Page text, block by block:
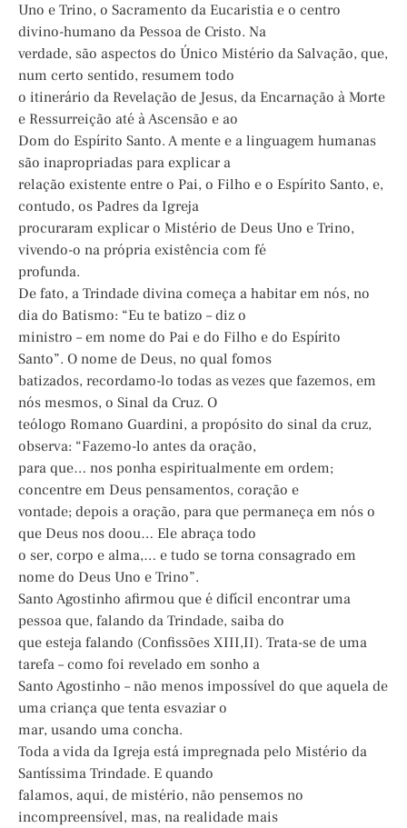
Uno e Trino, o Sacramento da Eucaristia e o centro
divino-humano da Pessoa de Cristo. Na
verdade, são aspectos do Único Mistério da Salvação, que,
num certo sentido, resumem todo
o itinerário da Revelação de Jesus, da Encarnação à Morte
e Ressurreição até à Ascensão e ao
Dom do Espírito Santo. A mente e a linguagem humanas
são inapropriadas para explicar a
relação existente entre o Pai, o Filho e o Espírito Santo, e,
contudo, os Padres da Igreja
procuraram explicar o Mistério de Deus Uno e Trino,
vivendo-o na própria existência com fé
profunda.
De fato, a Trindade divina começa a habitar em nós, no
dia do Batismo: “Eu te batizo – diz o
ministro – em nome do Pai e do Filho e do Espírito
Santo”. O nome de Deus, no qual fomos
batizados, recordamo-lo todas as vezes que fazemos, em
nós mesmos, o Sinal da Cruz. O
teólogo Romano Guardini, a propósito do sinal da cruz,
observa: “Fazemo-lo antes da oração,
para que… nos ponha espiritualmente em ordem;
concentre em Deus pensamentos, coração e
vontade; depois a oração, para que permaneça em nós o
que Deus nos doou… Ele abraça todo
o ser, corpo e alma,… e tudo se torna consagrado em
nome do Deus Uno e Trino”.
Santo Agostinho afirmou que é difícil encontrar uma
pessoa que, falando da Trindade, saiba do
que esteja falando (Confissões XIII,II). Trata-se de uma
tarefa – como foi revelado em sonho a
Santo Agostinho – não menos impossível do que aquela de
uma criança que tenta esvaziar o
mar, usando uma concha.
Toda a vida da Igreja está impregnada pelo Mistério da
Santíssima Trindade. E quando
falamos, aqui, de mistério, não pensemos no
incompreensível, mas, na realidade mais